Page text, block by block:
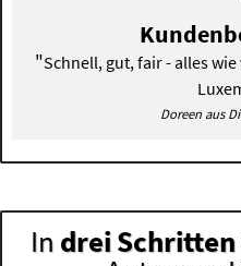
"Schnell, gut, fair - alles
Doreen aus
In drei Schritten